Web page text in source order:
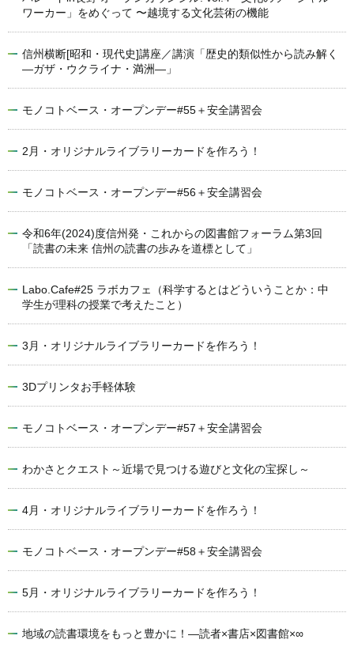
ワーカー」をめぐって 〜越境する文化芸術の機能
信州横断[昭和・現代史]講座／講演「歴史的類似性から読み解く
―ガザ・ウクライナ・満洲―」
モノコトベース・オープンデー#55＋安全講習会
2月・オリジナルライブラリーカードを作ろう！
モノコトベース・オープンデー#56＋安全講習会
令和6年(2024)度信州発・これからの図書館フォーラム第3回
「読書の未来 信州の読書の歩みを道標として」
Labo.Cafe#25 ラボカフェ（科学するとはどういうことか：中
学生が理科の授業で考えたこと）
3月・オリジナルライブラリーカードを作ろう！
3Dプリンタお手軽体験
モノコトベース・オープンデー#57＋安全講習会
わかさとクエスト～近場で見つける遊びと文化の宝探し～
4月・オリジナルライブラリーカードを作ろう！
モノコトベース・オープンデー#58＋安全講習会
5月・オリジナルライブラリーカードを作ろう！
地域の読書環境をもっと豊かに！―読者×書店×図書館×∞